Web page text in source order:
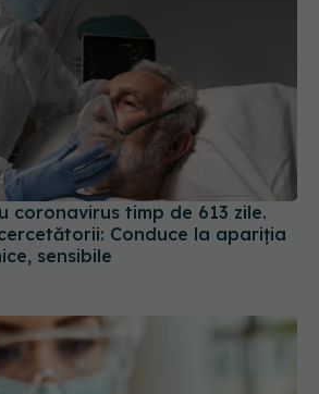
coronavirus timp de 613 zile.
Conduce la apariția
sensibile